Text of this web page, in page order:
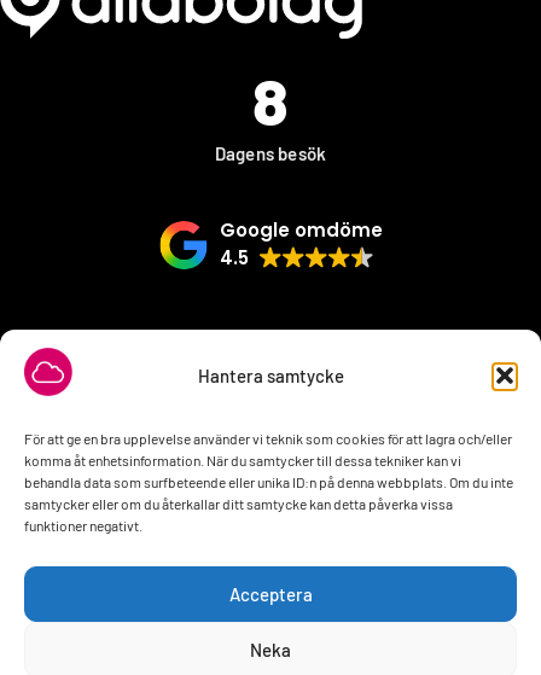
Hantera samtycke
För att ge en bra upplevelse använder vi teknik som cookies för att lagra och/eller
komma åt enhetsinformation. När du samtycker till dessa tekniker kan vi
behandla data som surfbeteende eller unika ID:n på denna webbplats. Om du inte
samtycker eller om du återkallar ditt samtycke kan detta påverka vissa
funktioner negativt.
Acceptera
Neka
8
Dagens besök
Google omdöme
4.5